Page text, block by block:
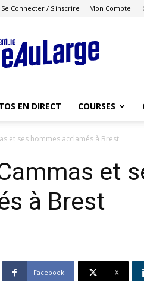
Se Connecter / S'inscrire Mon Compte
Course
au
Large
EN DIRECT COURSES
et ses hommes acclamés à Brest
et
à Brest
Facebook X